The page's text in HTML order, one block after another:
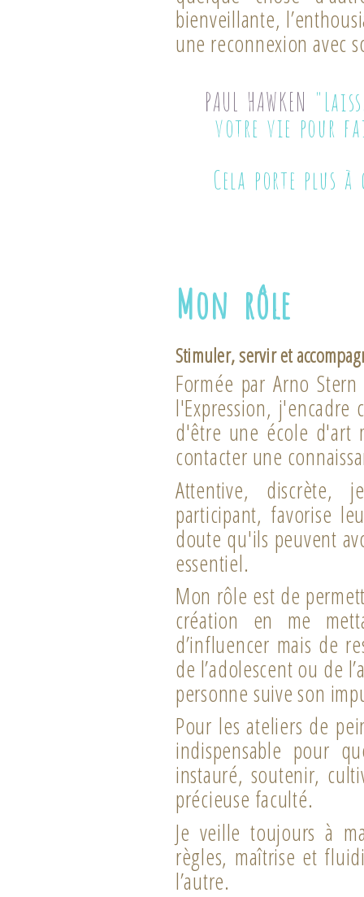
bienveillante,
une reconnexion avec
PAUL HAWKEN
votre vie pour
Cela porte plus
Mon rôle
Stimuler, servir et
Formée par Arno
l'Expression,
d'être une école d'art
contacter une
Attentive, discrète,
participant, favorise
doute qu'ils peuvent
essentiel.
Mon rôle est de
création en me
d’influencer mais de
de l’adolescent ou de
personne suive son
Pour les ateliers de
indispensable pour
instauré, soutenir,
précieuse faculté.
Je veille toujours à
règles, maîtrise et
l’autre.